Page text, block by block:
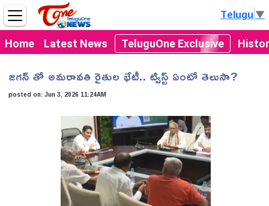
Home Latest News TeluguOne Exclusive
Telugu▼
జగన్ తో అమరావతి రైతుల భేటీ.. ట్విస్ట్ ఏంటో తెలుసా?
posted on:Jun 3, 2026 11:24AM